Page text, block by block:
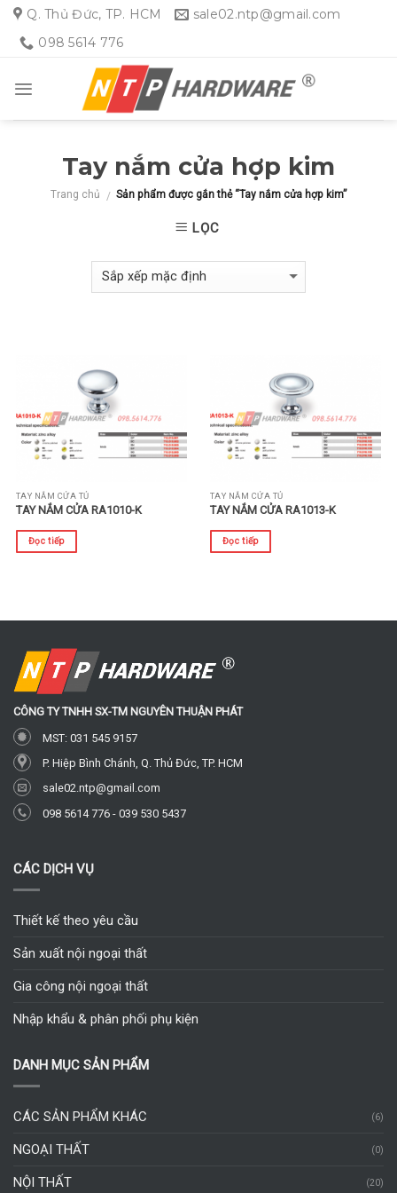
Skip
content
Q. Thủ Đức, TP. HCM
sale02.ntp@gmail.com
098 5614 776
Tay nắm cửa hợp kim
Trang chủ / Sản phẩm được gắn thẻ “Tay nắm cửa hợp kim”
LỌC
TAY NẮM CỬA TỦ
TAY NẮM CỬA RA1010-K
Đọc tiếp
TAY NẮM CỬA TỦ
TAY NẮM CỬA RA1013-K
Đọc tiếp
CÔNG TY TNHH SX-TM NGUYÊN THUẬN PHÁT
MST: 031 545 9157
P. Hiệp Bình Chánh, Q. Thủ Đức, TP. HCM
sale02.ntp@gmail.com
098 5614 776- 039 530 5437
CÁC DỊCH VỤ
Thiết kế theo yêu cầu
Sản xuất nội ngoại thất
Gia công nội ngoại thất
Nhập khẩu & phân phối phụ kiện
DANH MỤC SẢN PHẨM
CÁC SẢN PHẨM KHÁC (6)
NGOẠI THẤT (0)
NỘI THẤT (20)